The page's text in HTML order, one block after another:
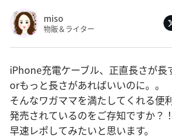
miso
物販＆ライター
iPhone充電ケーブル、正直長さが長
orもっと長さがあればいいのに。。
そんなワガママを満たしてくれる便
発売されているのをご存知ですか？！
早速レポしてみたいと思います。